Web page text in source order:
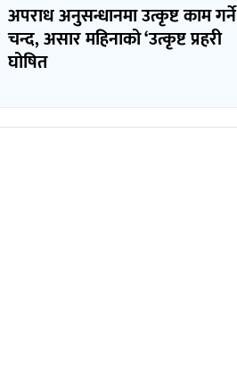
अपराध अनुसन्धानमा उत्कृष्ट काम गर्ने
चन्द, असार महिनाको ‘उत्कृष्ट प्रहरी
घोषित